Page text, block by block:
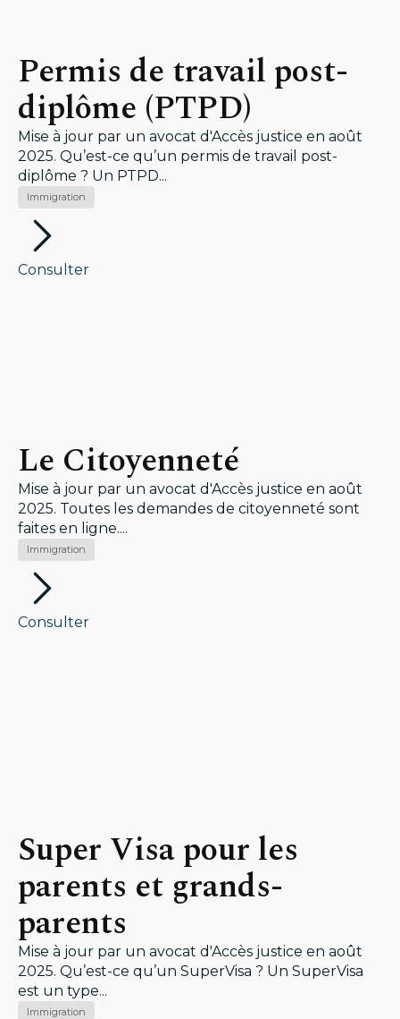
Permis de travail post-
diplôme (PTPD)
Mise à jour par un avocat d'Accès justice en août
2025. Qu’est-ce qu’un permis de travail post-
diplôme ? Un PTPD...
Immigration
Consulter
Le Citoyenneté
Mise à jour par un avocat d'Accès justice en août
2025. Toutes les demandes de citoyenneté sont
faites en ligne....
Immigration
Consulter
Super Visa pour les
parents et grands-
parents
Mise à jour par un avocat d'Accès justice en août
2025. Qu’est-ce qu’un SuperVisa ? Un SuperVisa
est un type...
Immigration